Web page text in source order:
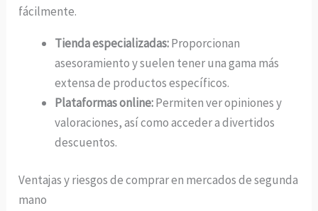
fácilmente.
Tienda especializadas:Proporcionan
asesoramiento y suelen tener una gama más
extensa de productos específicos.
Plataformas online:Permiten ver opiniones y
valoraciones, así como acceder a divertidos
descuentos.
Ventajas y riesgos de comprar en mercados de segunda
mano